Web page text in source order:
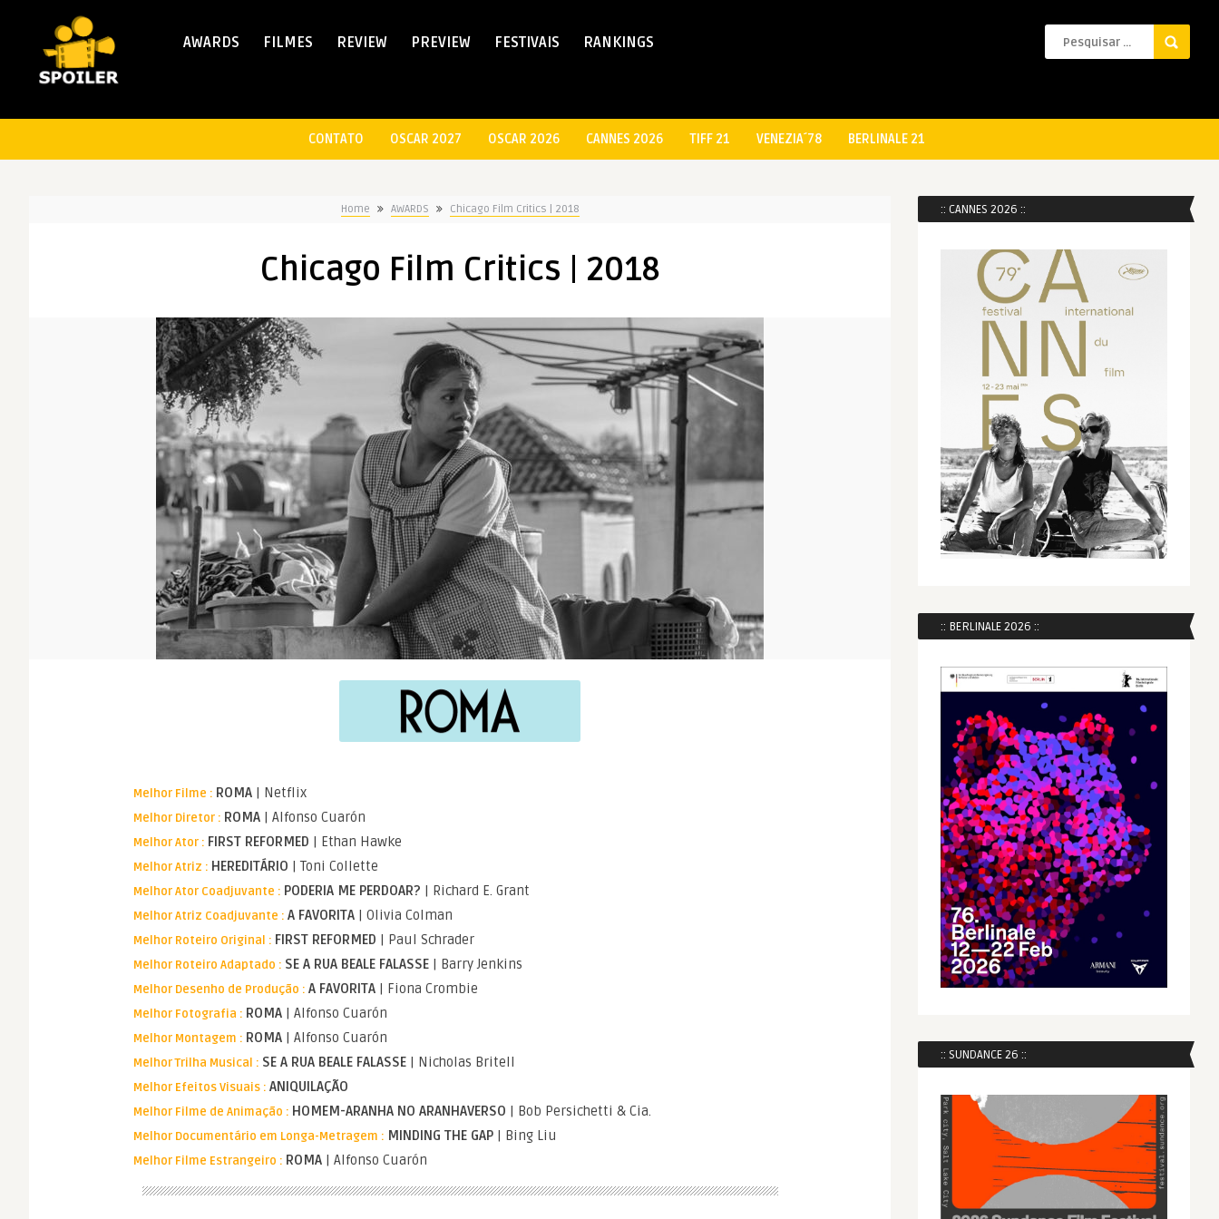
AWARDS FILMES REVIEW PREVIEW FESTIVAIS RANKINGS
CONTATO OSCAR 2027 OSCAR 2026 CANNES 2026 TIFF 21 VENEZIA´78 BERLINALE 21
Home AWARDS Chicago Film Critics | 2018
Chicago Film Critics | 2018
Melhor Filme : ROMA | Netflix
Melhor Diretor : ROMA | Alfonso Cuarón
Melhor Ator : FIRST REFORMED | Ethan Hawke
Melhor Atriz : HEREDITÁRIO | Toni Collette
Melhor Ator Coadjuvante : PODERIA ME PERDOAR? | Richard E. Grant
Melhor Atriz Coadjuvante : A FAVORITA | Olivia Colman
Melhor Roteiro Original : FIRST REFORMED | Paul Schrader
Melhor Roteiro Adaptado : SE A RUA BEALE FALASSE | Barry Jenkins
Melhor Desenho de Produção : A FAVORITA | Fiona Crombie
Melhor Fotografia : ROMA | Alfonso Cuarón
Melhor Montagem : ROMA | Alfonso Cuarón
Melhor Trilha Musical : SE A RUA BEALE FALASSE | Nicholas Britell
Melhor Efeitos Visuais : ANIQUILAÇÃO
Melhor Filme de Animação : HOMEM-ARANHA NO ARANHAVERSO | Bob Persichetti & Cia.
Melhor Documentário em Longa-Metragem : MINDING THE GAP | Bing Liu
Melhor Filme Estrangeiro : ROMA | Alfonso Cuarón
:: CANNES 2026 ::
:: BERLINALE 2026 ::
:: SUNDANCE 26 ::